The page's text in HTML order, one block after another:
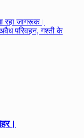
रहा जागरूक।
अवैध परिवहन, गश्ती के